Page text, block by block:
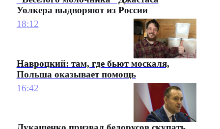
Уолкера выдворяют из России
18:12
Навроцкий: там, где бьют москаля,
Польша оказывает помощь
16:42